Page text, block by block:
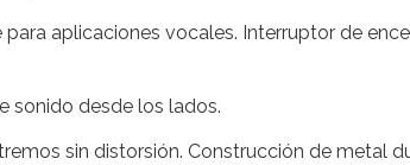
aplicaciones vocales. Interruptor de
sonido desde los lados.
sin distorsión. Construcción de metal